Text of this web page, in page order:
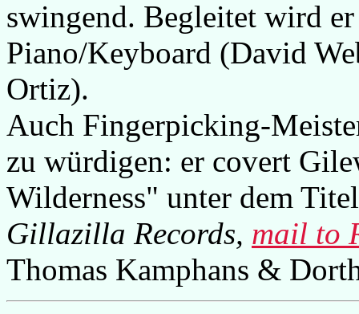
swingend. Begleitet wird
Piano/Keyboard (David
Ortiz).
Auch Fingerpicking-
zu würdigen: er covert
Wilderness" unter dem
Gillazilla Records, mail to
Thomas Kamphans &